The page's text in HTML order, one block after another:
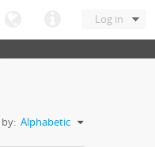
Log in
Alphabetic